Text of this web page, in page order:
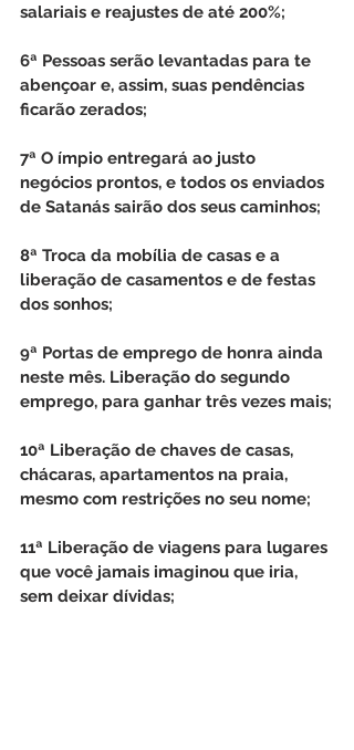
salariais e reajustes de até 200%;
6ª Pessoas serão levantadas para te
abençoar e, assim, suas pendências
ficarão zerados;
7ª O ímpio entregará ao justo
negócios prontos, e todos os enviados
de Satanás sairão dos seus caminhos;
8ª Troca da mobília de casas e a
liberação de casamentos e de festas
dos sonhos;
9ª Portas de emprego de honra ainda
neste mês. Liberação do segundo
emprego, para ganhar três vezes mais;
10ª Liberação de chaves de casas,
chácaras, apartamentos na praia,
mesmo com restrições no seu nome;
11ª Liberação de viagens para lugares
que você jamais imaginou que iria,
sem deixar dívidas;